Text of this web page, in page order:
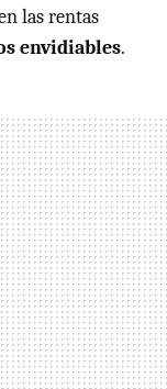
las rentas
envidiables.